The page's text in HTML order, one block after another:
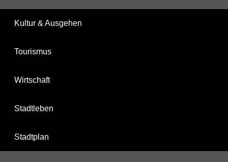
Kultur & Ausgehen
Tourismus
Wirtschaft
Stadtleben
Stadtplan